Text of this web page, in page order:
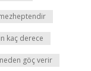
kaç derece
göç verir